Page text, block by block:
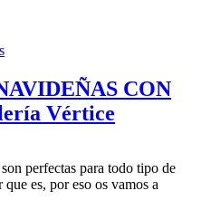
CON
Vértice
perfectas para todo tipo de
es, por eso os vamos a